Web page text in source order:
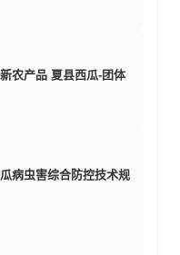
农产品 夏县西瓜-团体
病虫害综合防控技术规